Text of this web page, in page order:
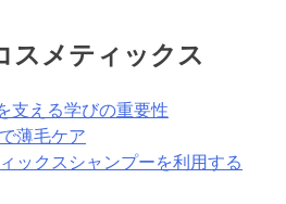
スメティックス
支える学びの重要性
薄毛ケア
ックスシャンプーを利用する